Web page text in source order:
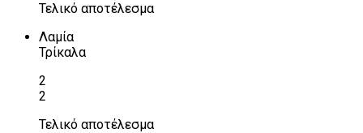
Τελικό αποτέλεσμα
Λαμία
Τρίκαλα
2
2
Τελικό αποτέλεσμα